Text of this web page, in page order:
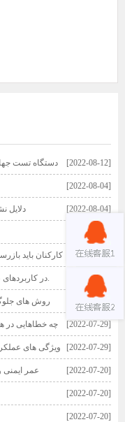
[2022-08-12] دستگاه تست
[2022-08-04]
[2022-08-04] دلایل
[2022-08-04]
[2022-07-29] کارکنان باید
[2022-07-29]
[2022-07-29] روش های
[2022-07-29] چه خطاهایی در
[2022-07-29] ویژگی های
[2022-07-20] عمر
[2022-07-20]
[2022-07-20]